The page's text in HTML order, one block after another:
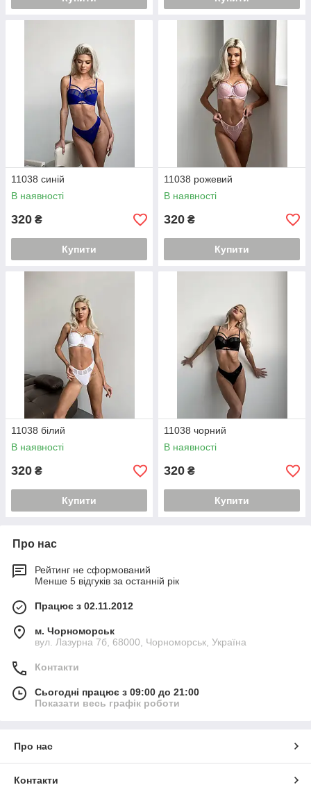
11038 синій
В наявності
320 ₴
Купити
11038 рожевий
В наявності
320 ₴
Купити
11038 білий
В наявності
320 ₴
Купити
11038 чорний
В наявності
320 ₴
Купити
Про нас
Рейтинг не сформований
Менше 5 відгуків за останній рік
Працює з 02.11.2012
м. Чорноморськ
вул. Лазурна 7б, 68000, Чорноморськ, Україна
Контакти
Сьогодні працює з 09:00 до 21:00
Показати весь графік роботи
Про нас
Контакти